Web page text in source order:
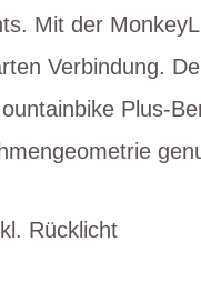
Mit der
Verbindung.
Plus-
Rücklicht